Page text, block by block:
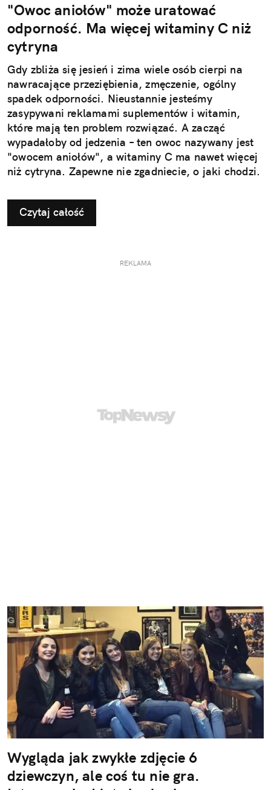
"Owoc aniołów" może uratować
odporność. Ma więcej witaminy C niż
cytryna
Gdy zbliża się jesień i zima wiele osób cierpi na
nawracające przeziębienia, zmęczenie, ogólny
spadek odporności. Nieustannie jesteśmy
zasypywani reklamami suplementów i witamin,
które mają ten problem rozwiązać. A zacząć
wypadałoby od jedzenia – ten owoc nazywany jest
"owocem aniołów", a witaminy C ma nawet więcej
niż cytryna. Zapewne nie zgadniecie, o jaki chodzi.
Czytaj całość
REKLAMA
Wygląda jak zwykłe zdjęcie 6
dziewczyn, ale coś tu nie gra.